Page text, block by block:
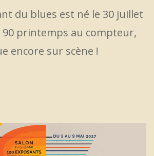
du blues est né le 30 juillet
90 printemps au compteur,
encore sur scène !